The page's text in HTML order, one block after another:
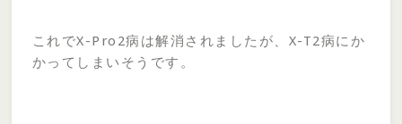
これでX-Pro2病は解消されましたが、X-T2病にか
かってしまいそうです。